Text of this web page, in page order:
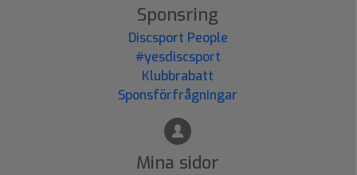
Sponsring
Discsport People
#yesdiscsport
Klubbrabatt
Sponsförfrågningar
Mina sidor